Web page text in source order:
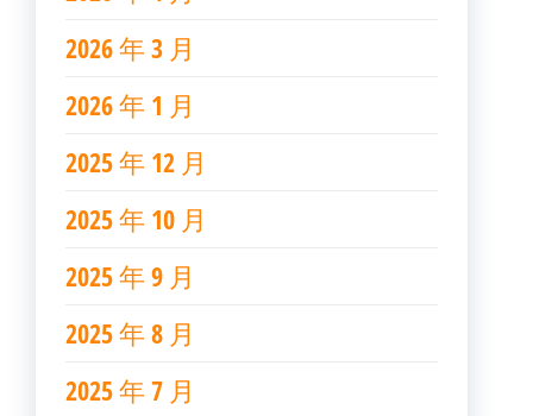
2026 年 3 月
2026 年 1 月
2025 年 12 月
2025 年 10 月
2025 年 9 月
2025 年 8 月
2025 年 7 月